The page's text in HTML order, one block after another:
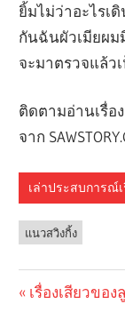
ยิ้มไม่ว่าอะไรเ
กันฉันผัวเมียผม
จะมาตรวจแล้ว
ติดตามอ่านเรื่อ
จาก
เล่าประสบการณ์เ
แนวสวิงกิ้ง
Previous
เรื่องเสียวขอ